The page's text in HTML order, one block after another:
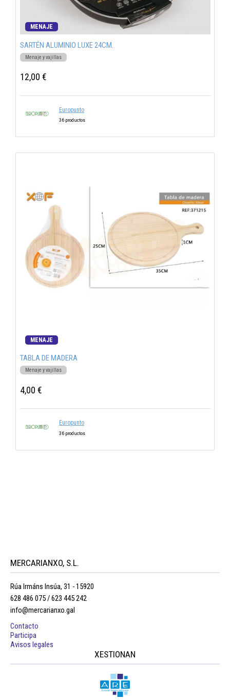
MENAJE
SARTÉN ALUMINIO LUXE 24CM.
Menaje y vajillas
12,00 €
Europunto
36 productos
MENAJE
TABLA DE MADERA
Menaje y vajillas
4,00 €
Europunto
36 productos
MERCARIANXO, S.L.
Rúa Irmáns Insúa, 31 - 15920
628 486 075 / 623 445 242
info@mercarianxo.gal
Contacto
Participa
Avisos legales
XESTIONAN